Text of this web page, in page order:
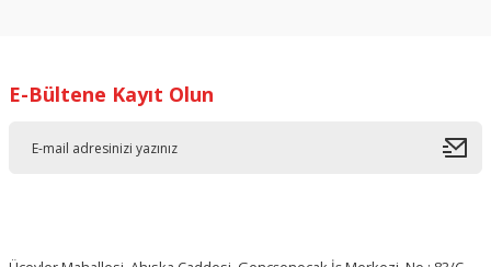
E-Bültene Kayıt Olun